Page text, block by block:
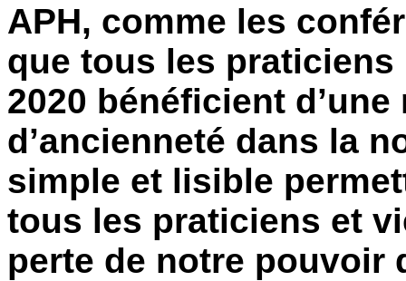
APH, comme les
que tous les
2020 bénéficient
d’ancienneté dans la
simple et lisible
tous les praticiens et
perte de notre pouvoir